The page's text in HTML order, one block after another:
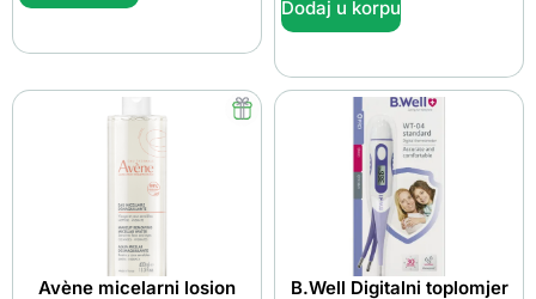
Dodaj u korpu
Avène micelarni losion
B.Well Digitalni toplomjer